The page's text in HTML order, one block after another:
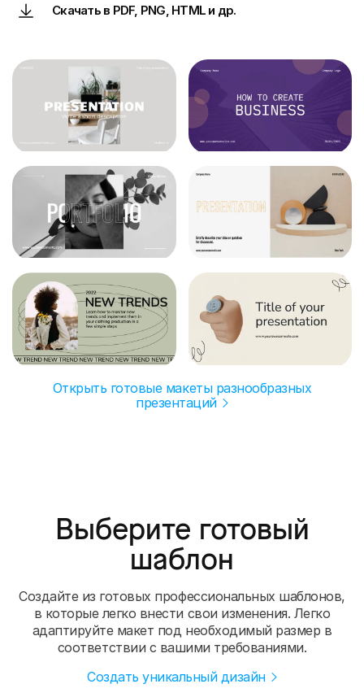
Скачать в PDF, PNG, HTML и др.
Открыть готовые макеты разнообразных
презентаций
Выберите готовый
шаблон
Создайте из готовых профессиональных шаблонов,
в которые легко внести свои изменения. Легко
адаптируйте макет под необходимый размер в
соответствии с вашими требованиями.
Создать уникальный дизайн